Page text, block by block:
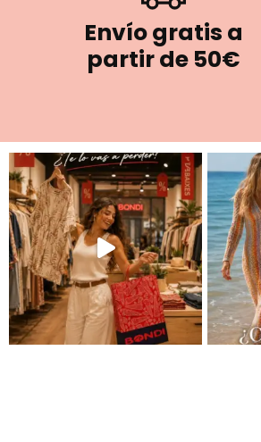
Envío gratis a
partir de 50€